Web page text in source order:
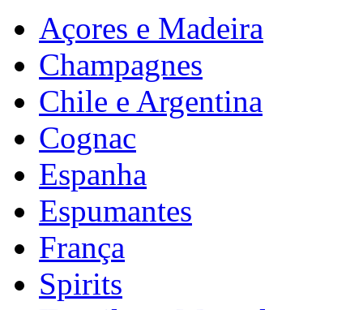
Açores e Madeira
Champagnes
Chile e Argentina
Cognac
Espanha
Espumantes
França
Spirits